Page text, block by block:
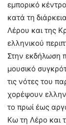
εμπορικό
κατά τη
Λέρου και της
ελληνικού
Στην εκδήλωση
μουσικό
τις νότες του
χορέψουν
το πρωί έως
Κω τη Λέρο και